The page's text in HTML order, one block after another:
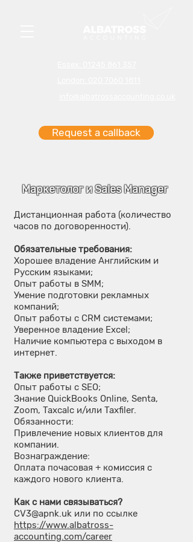
Request a callback
Маркетолог и Sales Manager
Дистанционная работа (количество
часов по договоренности).
Обязательные требования:
Хорошее владение Английским и
Русским языками;
Опыт работы в SMM;
Умение подготовки рекламных
компаний;
Опыт работы с CRM системами;
Уверенное владение Excel;
Наличие компьютера с выходом в
интернет.
Также приветствуется:
Опыт работы с SEO;
Знание QuickBooks Online, Senta,
Zoom, Taxcalc и/или Taxfiler.
Обязанности:
Привлечение новых клиентов для
компании.
Вознаграждение:
Оплата почасовая + комиссия с
каждого нового клиента.
Как с нами связываться?
CV3@apnk.uk или по ссылке
https://www.albatross-
accounting.com/career